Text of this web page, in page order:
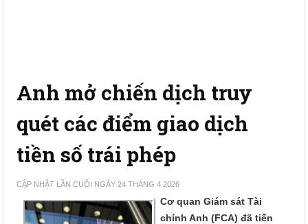
Anh mở chiến dịch truy
quét các điểm giao dịch
tiền số trái phép
CẬP NHẬT LẦN CUỐI NGÀY 24 THÁNG 4 2026
Cơ quan Giám sát Tài
chính Anh (FCA) đã tiến